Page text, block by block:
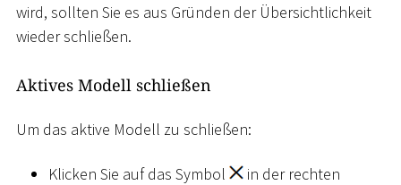
wird, sollten Sie es aus Gründen der Übersichtlichkeit
wieder schließen.
Aktives Modell schließen
Um das aktive Modell zu schließen:
Klicken Sie auf das Symbol
in der rechten